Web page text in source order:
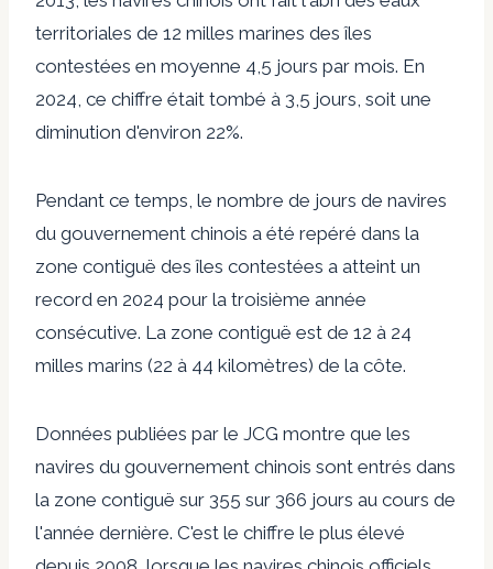
territoriales de 12 milles marines des îles
contestées en moyenne 4,5 jours par mois. En
2024, ce chiffre était tombé à 3,5 jours, soit une
diminution d'environ 22%.
Pendant ce temps, le nombre de jours de navires
du gouvernement chinois a été repéré dans la
zone contiguë des îles contestées a atteint un
record en 2024 pour la troisième année
consécutive. La zone contiguë est de 12 à 24
milles marins (22 à 44 kilomètres) de la côte.
Données publiées par le JCG montre que les
navires du gouvernement chinois sont entrés dans
la zone contiguë sur 355 sur 366 jours au cours de
l'année dernière. C'est le chiffre le plus élevé